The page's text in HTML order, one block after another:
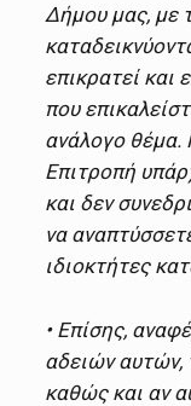
Δήμου μας, με
επικρατεί και
που
ανάλογο
Επιτροπή
και δεν
να
ιδιοκτήτες
• Επίσης,
αδειών
καθώς και αν